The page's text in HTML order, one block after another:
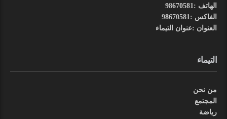
الهاتف :98670581
الفاكس :98670581
العنوان :عنوان التيماء
التيماء
من نحن
المجتمع
رياضة